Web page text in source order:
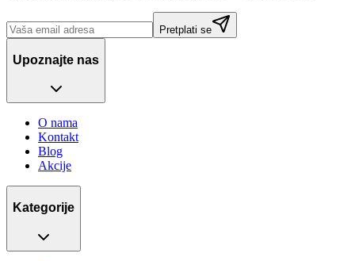
Pretplati se
Upoznajte nas
O nama
Kontakt
Blog
Akcije
Kategorije